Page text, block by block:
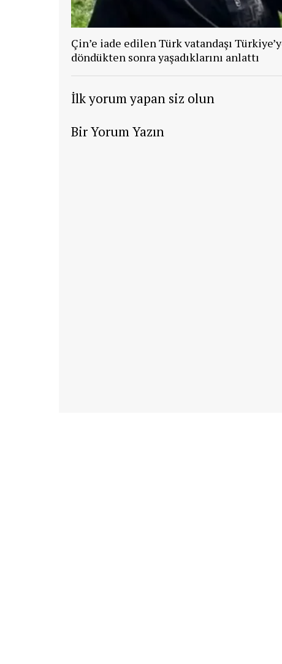
Çin’e iade edilen Türk vatandaşı
döndükten sonra yaşadıklarını anlattı
İlk yorum yapan siz olun
Bir Yorum Yazın